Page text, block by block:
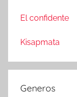
El confidente
Kisapmata
Generos